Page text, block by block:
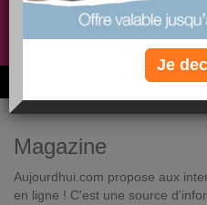
Non, je
6M de personnes ont maigri
Magazine
Aujourdhui.com propose aux
en ligne ! C'est une source
Je